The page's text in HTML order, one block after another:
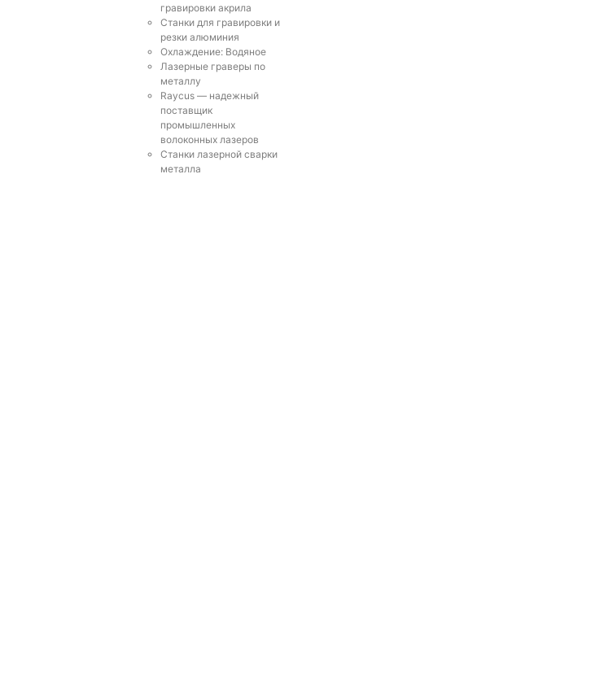
гравировки акрила
Станки для гравировки и
резки алюминия
Охлаждение: Водяное
Лазерные граверы по
металлу
Raycus — надежный
поставщик
промышленных
волоконных лазеров
Cтанки лазерной сварки
металла